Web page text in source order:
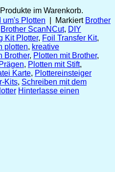
im Warenkorb.
um's Plotten Markiert Brother
Brother ScanNCut, DIY
Kit Plotter, Foil Transfer Kit,
plotten, kreative
Brother, Plotten mit Brother,
, Plotten mit Stift,
Karte, Plottereinsteiger
Kits, Schreiben mit dem
Hinterlasse einen